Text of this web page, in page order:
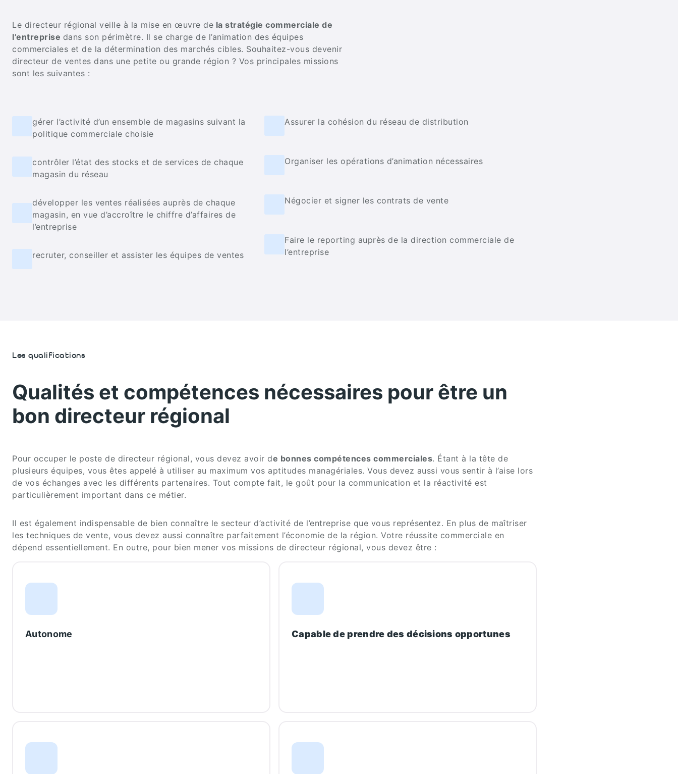
Le directeur régional veille à la mise en œuvre de la stratégie commerciale de
l’entreprise dans son périmètre. Il se charge de l’animation des équipes
commerciales et de la détermination des marchés cibles. Souhaitez-vous devenir
directeur de ventes dans une petite ou grande région ? Vos principales missions
sont les suivantes :
gérer l’activité d’un ensemble de magasins suivant la
politique commerciale choisie
contrôler l’état des stocks et de services de chaque
magasin du réseau
développer les ventes réalisées auprès de chaque
magasin, en vue d’accroître le chiffre d’affaires de
l’entreprise
recruter, conseiller et assister les équipes de ventes
Assurer la cohésion du réseau de distribution
Organiser les opérations d’animation nécessaires
Négocier et signer les contrats de vente
Faire le reporting auprès de la direction commerciale de
l’entreprise
Les qualifications
Qualités et compétences nécessaires pour être un
bon directeur régional
Pour occuper le poste de directeur régional, vous devez avoir de bonnes compétences commerciales. Étant à la tête de
plusieurs équipes, vous êtes appelé à utiliser au maximum vos aptitudes managériales. Vous devez aussi vous sentir à l’aise lors
de vos échanges avec les différents partenaires. Tout compte fait, le goût pour la communication et la réactivité est
particulièrement important dans ce métier.
Il est également indispensable de bien connaître le secteur d’activité de l’entreprise que vous représentez. En plus de maîtriser
les techniques de vente, vous devez aussi connaître parfaitement l’économie de la région. Votre réussite commerciale en
dépend essentiellement. En outre, pour bien mener vos missions de directeur régional, vous devez être :
Autonome Capable de prendre des décisions opportunes